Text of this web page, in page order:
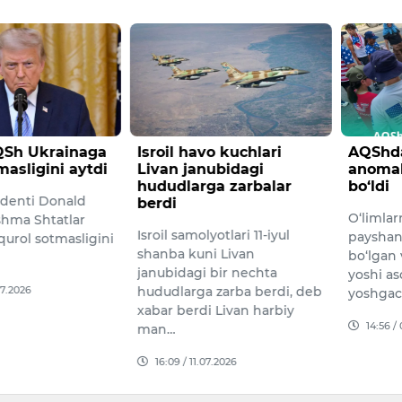
kuchlari
11-iyul
Livan
berdi, deb
AQShda kamida 25 kishi
anomal issiqdan halok
bo‘ldi
payshanba kuni sodir
bo‘lgan va marhumlarning
yoshi asosan 30 yoshdan 80
yoshgacha bo‘lgan.
14:56 / 06.07.2026
Isroil
35
ekan,
17:52 /